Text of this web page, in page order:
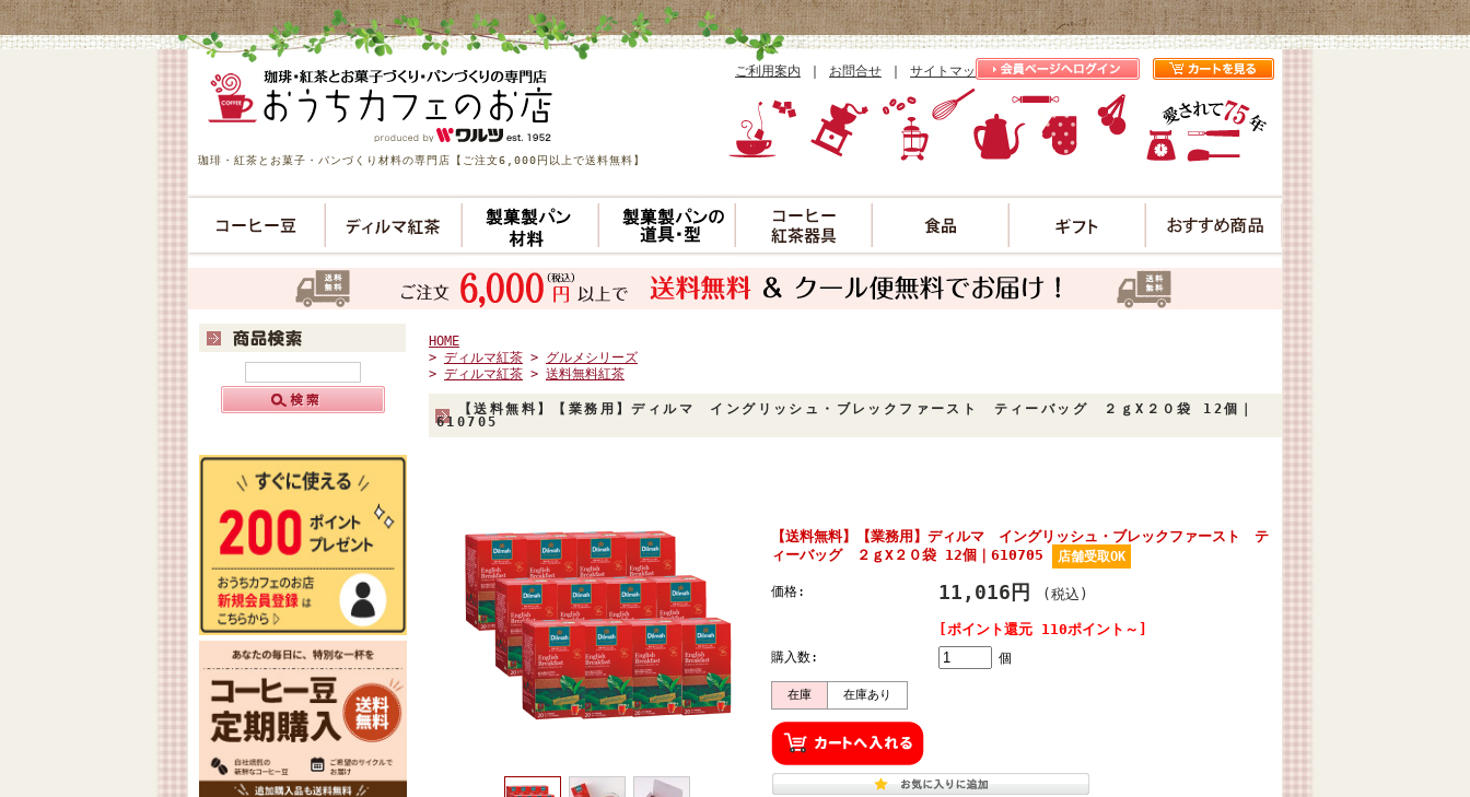
珈琲・紅茶とお菓子・パンづくり材料の専門店【ご注文6,000円以上で送料無料】
ご利用案内 お問合せ サイトマップ
HOME
> ディルマ紅茶 > グルメシリーズ
> ディルマ紅茶 > 送料無料紅茶
【送料無料】【業務用】ディルマ イングリッシュ・ブレックファースト ティーバッグ ２ｇX２０袋 12個｜
610705
【送料無料】【業務用】ディルマ イングリッシュ・ブレックファースト テ
ィーバッグ ２ｇX２０袋 12個｜610705
店舗受取OK
価格: 11,016円 (税込)
[ポイント還元 110ポイント～]
購入数: 個
在庫 在庫あり